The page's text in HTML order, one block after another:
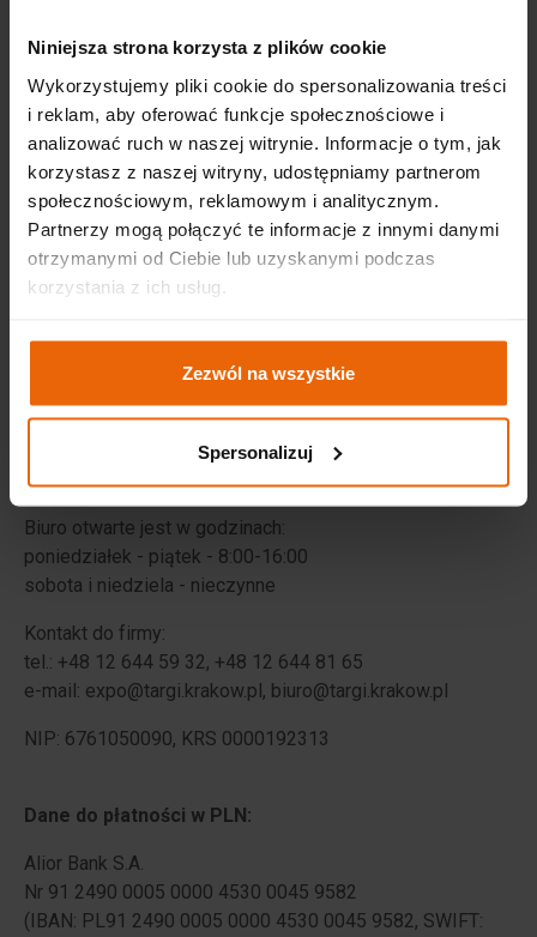
Niniejsza strona korzysta z plików cookie
Wykorzystujemy pliki cookie do spersonalizowania treści
i reklam, aby oferować funkcje społecznościowe i
analizować ruch w naszej witrynie. Informacje o tym, jak
korzystasz z naszej witryny, udostępniamy partnerom
społecznościowym, reklamowym i analitycznym.
Partnerzy mogą połączyć te informacje z innymi danymi
otrzymanymi od Ciebie lub uzyskanymi podczas
korzystania z ich usług.
Zezwól na wszystkie
Spersonalizuj
510 134 219
goscianska@targi.krakow.pl
Przejdź do profilu na LinkedIn
Dane teleadresowe
Wyłącznym właścicielem i operatorem
Międzynarodowego Centrum Targowo-Kongresowego
EXPO Kraków jest firma Targi w Krakowie.
​Targi w Krakowie Sp. z o.o.
ul. Galicyjska 9, 31-586 Kraków
Biuro otwarte jest w godzinach:
poniedziałek - piątek - 8:00-16:00
sobota i niedziela - nieczynne
Kontakt do firmy:
tel.: +48 12 644 59 32, +48 12 644 81 65
e-mail: expo@targi.krakow.pl, biuro@targi.krakow.pl
NIP: 6761050090, KRS 0000192313
Dane do płatności w PLN:
Alior Bank S.A.
Nr 91 2490 0005 0000 4530 0045 9582
(IBAN: PL91 2490 0005 0000 4530 0045 9582, SWIFT: